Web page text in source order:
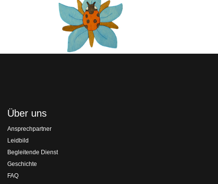
Über uns
Ansprechpartner
Leidbild
Begleitende Dienst
Geschichte
FAQ